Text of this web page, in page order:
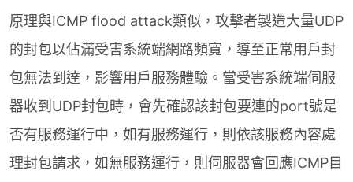
原理與ICMP flood attack類似，攻擊者製造大量UDP
的封包以佔滿受害系統端網路頻寬，導至正常用戶封
包無法到達，影響用戶服務體驗。當受害系統端伺服
器收到UDP封包時，會先確認該封包要連的port號是
否有服務運行中，如有服務運行，則依該服務內容處
理封包請求，如無服務運行，則伺服器會回應ICMP目